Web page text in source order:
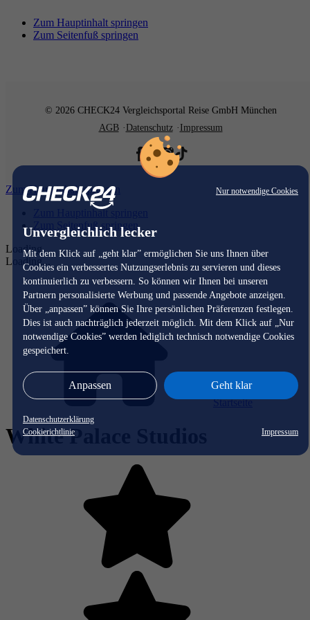
Nur notwendige Cookies
Unvergleichlich lecker
Mit dem Klick auf „geht klar” ermöglichen Sie uns Ihnen über
Cookies ein verbessertes Nutzungserlebnis zu servieren und dieses
kontinuierlich zu verbessern. So können wir Ihnen bei unseren
Partnern personalisierte Werbung und passende Angebote anzeigen.
Über „anpassen” können Sie Ihre persönlichen Präferenzen festlegen.
Dies ist auch nachträglich jederzeit möglich. Mit dem Klick auf „Nur
notwendige Cookies” werden lediglich technisch notwendige Cookies
gespeichert.
Anpassen Geht klar
Datenschutzerklärung
Cookierichtlinie
Impressum
Zum Hauptinhalt springen
Zum Seitenfuß springen
© 2026 CHECK24 Vergleichsportal Reise GmbH München
AGB
Datenschutz Impressum
Zum Hauptinhalt springen
Zum Hauptinhalt springen
Zum Seitenfuß springen
Loading...
Loading...
Startseite
White Palace Studios